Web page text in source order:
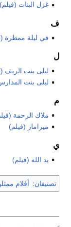
غزل البنات (فيلم)
ف
في ليلة ممطرة
ل
ليلى بنت الريف
ليلى بنت
م
ملاك الرحمة
ميرامار (فيلم)
ي
يد الله (فيلم)
تصنيفان: أفلام